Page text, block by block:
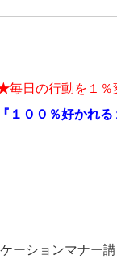
毎日の行動を１％
『１００％好かれる
ーションマナー